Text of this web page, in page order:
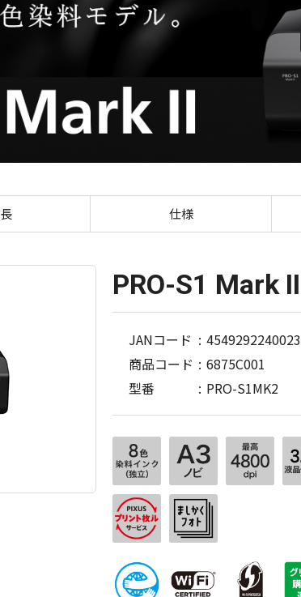
PRO-S1 Mark II
仕様
PRO-S1 Mark II
JANコード
4549292240023
商品コード
6875C001
型番
PRO-S1MK2